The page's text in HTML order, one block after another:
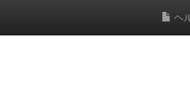
ヘ